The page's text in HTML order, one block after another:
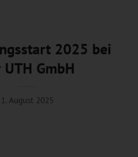
2025 bei
GmbH
1. August 2025